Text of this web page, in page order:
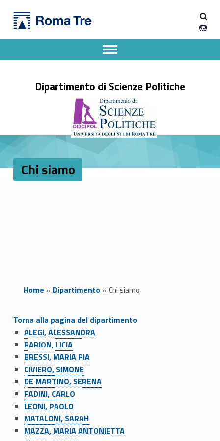
Chi siamo – Dipartimento di Scienze Politiche
Dipartimento di Scienze Politiche
Apri il menu secondario
Header info sidebar
Chi siamo
Home » Dipartimento» Chi siamo
C
h
i
s
i
a
Torna alla pagina del dipartimento
ALEGI, ALESSANDRA
BARION, LICIA
BRESSI, MARIA PIA
CIVIERO, SIMONE
DE MARTINO, SERENA
FADINI, CARLO
LEONI, PAOLO
MATALONI, SARAH
MAZZA, MARIA ANTONIETTA